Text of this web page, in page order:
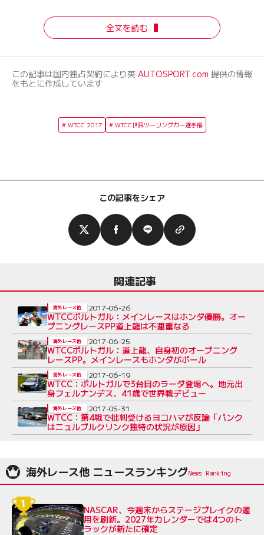
全文を読む
この記事は国内独占契約により英 AUTOSPORT.com 提供の情報
をもとに作成しています
WTCC 2017 WTCC世界ツーリングカー選手権
この記事をシェア
関連記事
WTCCポルトガル：メインレースはホンダ優勝。オー
プニングレースPP道上龍は不運重なる
海外レース他 2017-06-26
WTCCポルトガル：道上龍、自身初のオープニング
レースPP。メインレースもホンダがポール
海外レース他 2017-06-25
WTCC：ポルトガルで3台目のラーダ登場へ。地元出
身フェルナンデス、41歳で世界戦デビュー
海外レース他 2017-06-19
WTCC：第4戦で批判受けるヨコハマが反論「パンク
はニュルブルクリンク独特の状況が原因」
海外レース他 2017-05-31
海外レース他 ニュースランキング
NASCAR、今週末からステージブレイクの運
用を刷新。2027年カレンダーでは4つのト
ラックが新たに確定